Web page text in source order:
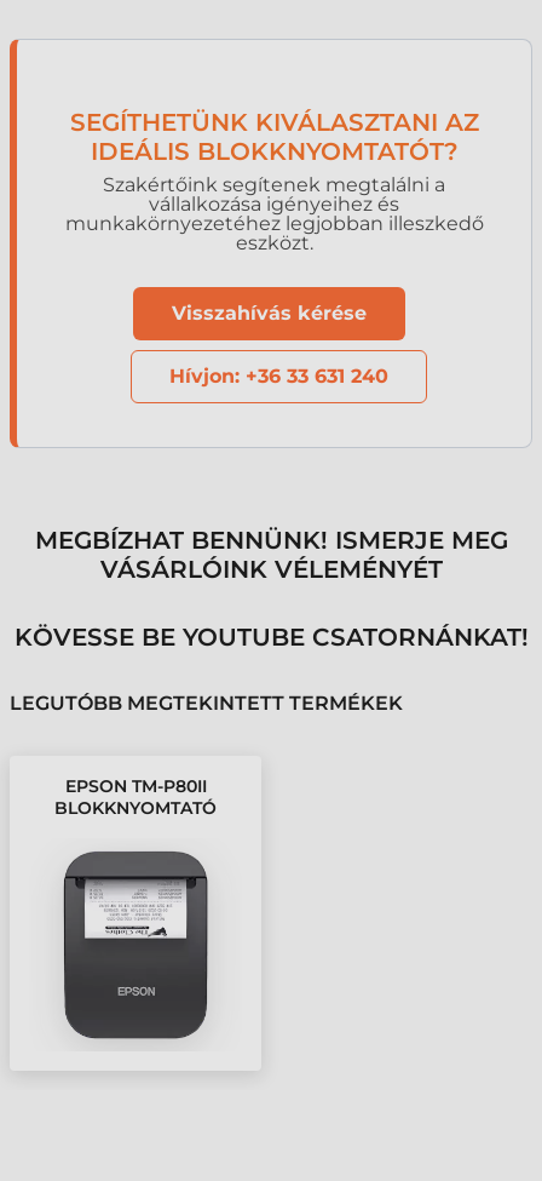
SEGÍTHETÜNK KIVÁLASZTANI AZ
IDEÁLIS BLOKKNYOMTATÓT?
Szakértőink segítenek megtalálni a
vállalkozása igényeihez és
munkakörnyezetéhez legjobban illeszkedő
eszközt.
Visszahívás kérése
Hívjon: +36 33 631 240
MEGBÍZHAT BENNÜNK! ISMERJE MEG
VÁSÁRLÓINK VÉLEMÉNYÉT
KÖVESSE BE YOUTUBE CSATORNÁNKAT!
LEGUTÓBB MEGTEKINTETT TERMÉKEK
EPSON TM-P80II
BLOKKNYOMTATÓ